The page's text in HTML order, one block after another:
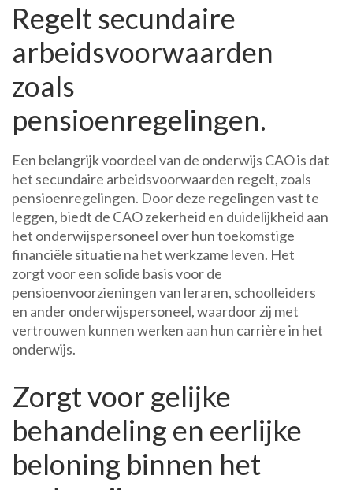
Regelt secundaire
arbeidsvoorwaarden
zoals
pensioenregelingen.
Een belangrijk voordeel van de onderwijs CAO is dat
het secundaire arbeidsvoorwaarden regelt, zoals
pensioenregelingen. Door deze regelingen vast te
leggen, biedt de CAO zekerheid en duidelijkheid aan
het onderwijspersoneel over hun toekomstige
financiële situatie na het werkzame leven. Het
zorgt voor een solide basis voor de
pensioenvoorzieningen van leraren, schoolleiders
en ander onderwijspersoneel, waardoor zij met
vertrouwen kunnen werken aan hun carrière in het
onderwijs.
Zorgt voor gelijke
behandeling en eerlijke
beloning binnen het